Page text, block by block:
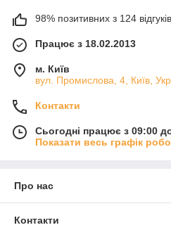
98% позитивних з 124
Працює з 18.02.2013
м. Київ
вул. Промислова, 4, Київ,
Контакти
Сьогодні працює з 09:00
Показати весь графік
Про нас
Контакти